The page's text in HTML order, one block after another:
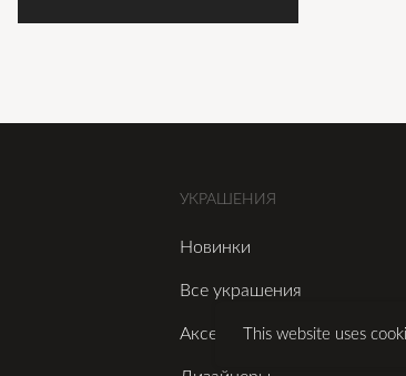
This website uses
УКРАШЕНИЯ
Новинки
Все украшения
Аксессуары